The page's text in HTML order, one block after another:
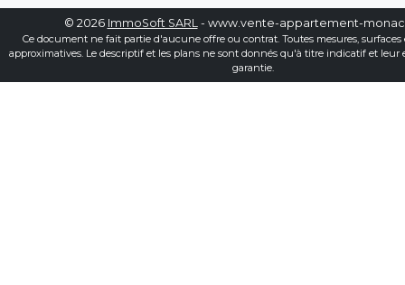
© 2026 ImmoSoft SARL- www.vente-appartement-
Ce document ne fait partie d'aucune offre ou contrat. Toutes mesures, surfaces
approximatives. Le descriptif et les plans ne sont donnés qu'à titre indicatif et leur
garantie.